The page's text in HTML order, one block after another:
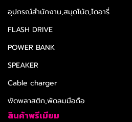
อุปกรณ์สำนักงาน,สมุดโน้ต,ไดอารี่
FLASH DRIVE
POWER BANK
SPEAKER
Cable charger
พัดพลาสติก,พัดลมมือถือ
สินค้าพรีเมียม